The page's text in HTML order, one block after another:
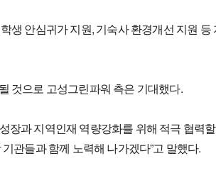
안심귀가 지원, 기숙사 환경개선 지원
것으로 고성그린파워 측은 기대했다.
과 지역인재 역량강화를 위해 적극 협력
관들과 함께 노력해 나가겠다”고 말했다.